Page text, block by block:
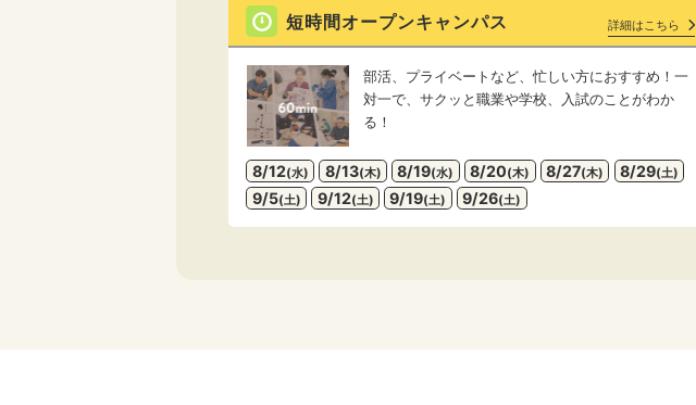
短時間オープンキャンパス 詳細はこちら
部活、プライベートなど、忙しい方におすすめ！一
対一で、サクッと職業や学校、入試のことがわか
る！
8/12(水) 8/13(木) 8/19(水) 8/20(木) 8/27(木) 8/29(土)
9/5(土) 9/12(土) 9/19(土) 9/26(土)